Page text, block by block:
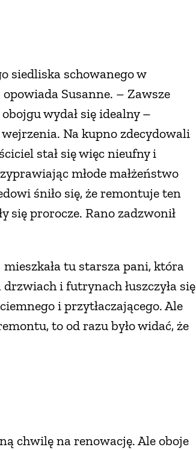
siedliska schowanego w
Susanne. – Zawsze
wydał się idealny –
wejrzenia. Na kupno zdecydowali
stał się więc nieufny i
młode małżeństwo
śniło się, że remontuje ten
się prorocze. Rano zadzwonił
tu starsza pani, która
i futrynach łuszczyła się
i przytłaczającego. Ale
to od razu było widać, że
chwilę na renowację. Ale oboje